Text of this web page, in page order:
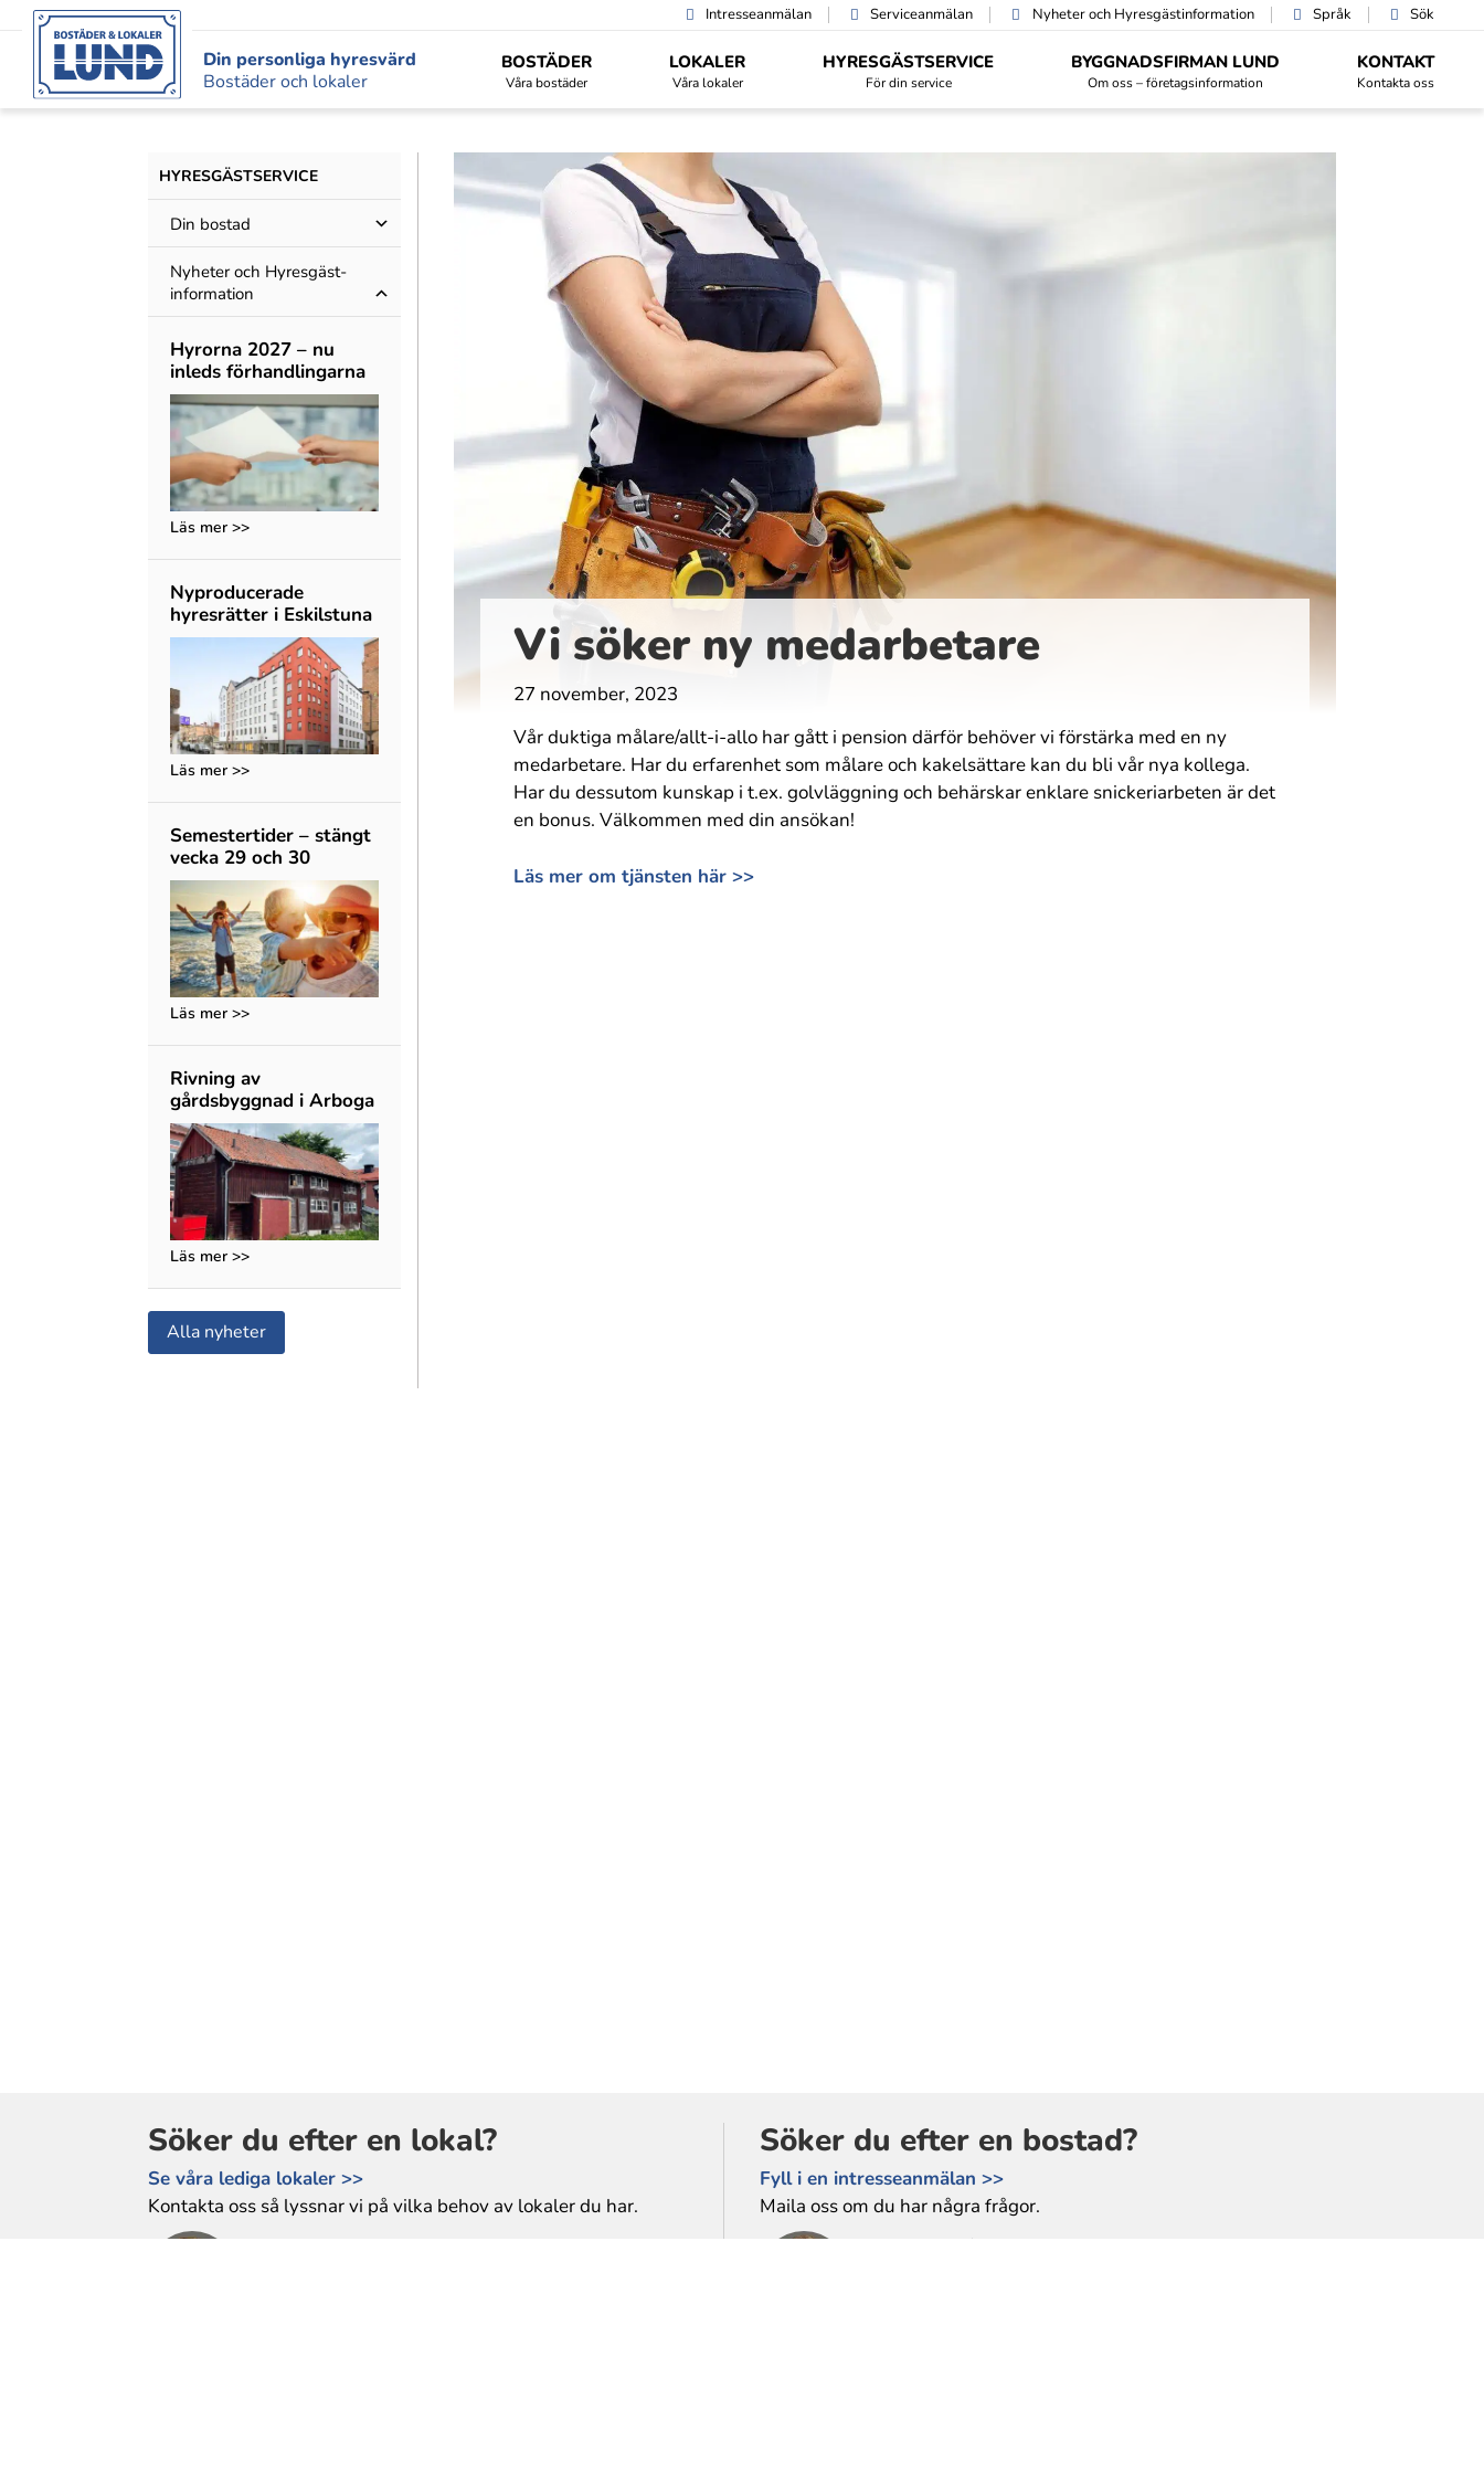
Intresseanmälan Serviceanmälan Nyheter och Hyres­gäst­information Språk Sök
Din personliga hyresvärd
Bostäder och lokaler
BOSTÄDER
Våra bostäder
LOKALER
Våra lokaler
HYRESGÄST­SERVICE
För din service
BYGGNADSFIRMAN LUND
Om oss – företagsinformation
KONTAKT
Kontakta oss
HYRESGÄST­SERVICE
Din bostad
Nyheter och Hyres­gäst­
information
Hyrorna 2027 – nu
inleds förhandlingarna
Läs mer >>
Nyproducerade
hyresrätter i Eskilstuna
Läs mer >>
Semestertider – stängt
vecka 29 och 30
Läs mer >>
Rivning av
gårdsbyggnad i Arboga
Läs mer >>
Alla nyheter
Vi söker ny medarbetare
27 november, 2023
Vår duktiga målare/allt-i-allo har gått i pension därför behöver vi förstärka med en ny
medarbetare. Har du erfarenhet som målare och kakelsättare kan du bli vår nya kollega.
Har du dessutom kunskap i t.ex. golvläggning och behärskar enklare snickeriarbeten är det
en bonus. Välkommen med din ansökan!
Läs mer om tjänsten här >>
Söker du efter en lokal?
Se våra lediga lokaler >>
Kontakta oss så lyssnar vi på vilka behov av lokaler du har.
Söker du efter en bostad?
Fyll i en intresseanmälan >>
Maila oss om du har några frågor.
Karin Tollstén